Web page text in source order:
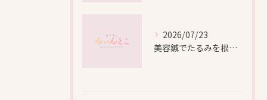
2026/07/23
美容鍼でたるみを根本から改善し自然なリフトアップを叶える方法